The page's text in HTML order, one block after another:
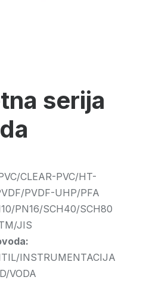
serija
CLEAR-PVC/HT-
PVDF-UHP/PFA
PN16/SCH40/SCH80
JIS
INSTRUMENTACIJA
VODA